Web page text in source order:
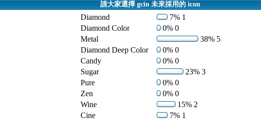
請大家選擇 gcin 未來採用的 icon
Diamond
7% 1
Diamond Color
0% 0
Metal
38% 5
Diamond Deep Color
0% 0
Candy
0% 0
Sugar
23% 3
Pure
0% 0
Zen
0% 0
Wine
15% 2
Cine
7% 1